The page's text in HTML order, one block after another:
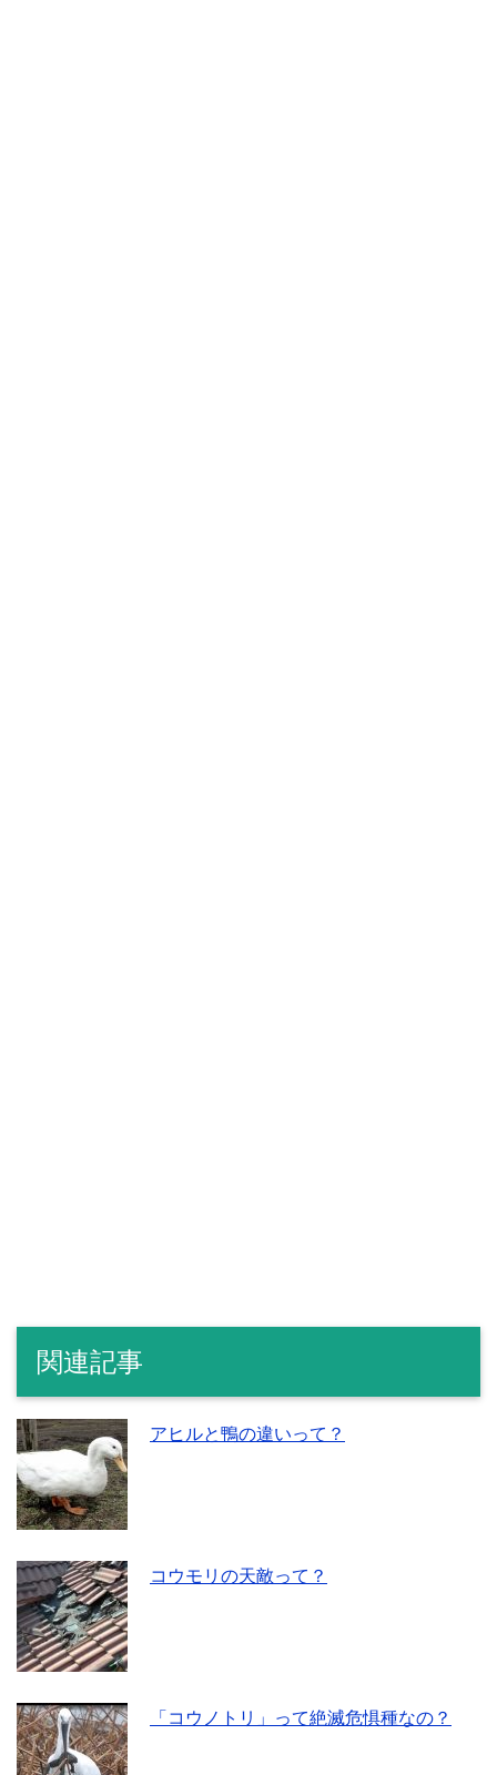
関連記事
アヒルと鴨の違いって？
コウモリの天敵って？
「コウノトリ」って絶滅危惧種なの？